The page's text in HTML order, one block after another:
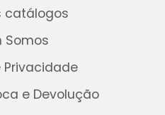
catálogos
Somos
Privacidade
e Devolução